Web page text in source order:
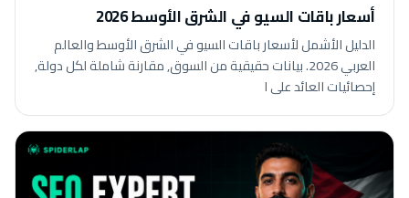
أسعار باقات السيو في الشرق الأوسط 2026
الدليل الأشمل لأسعار باقات السيو في الشرق الأوسط والعالم
العربي 2026. بيانات حقيقية من السوق, مقارنة شاملة لكل دولة,
إحصائيات العائد على ا